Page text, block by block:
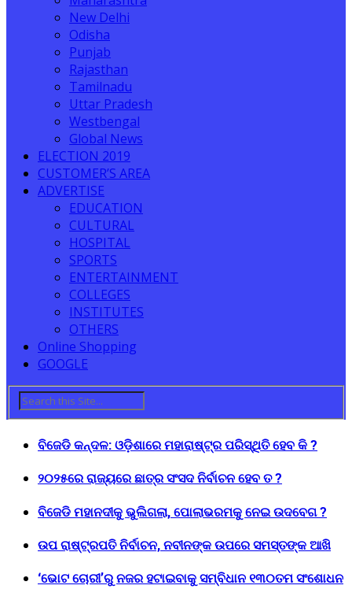
New Delhi
Odisha
Punjab
Rajasthan
Tamilnadu
Uttar Pradesh
Westbengal
Global News
ELECTION 2019
CUSTOMER’S AREA
ADVERTISE
EDUCATION
CULTURAL
HOSPITAL
SPORTS
ENTERTAINMENT
COLLEGES
INSTITUTES
OTHERS
Online Shopping
GOOGLE
ବିଜେଡି କନ୍ଦଳ: ଓଡ଼ିଶାରେ ମହାରାଷ୍ଟ୍ର ପରିସ୍ଥିତି ହେବ କି ?
୨୦୨୫ରେ ରାଜ୍ୟରେ ଛାତ୍ର ସଂସଦ ନିର୍ବାଚନ ହେବ ତ ?
ବିଜେଡି ମହାନଦୀକୁ ଭୁଲିଗଲା, ପୋଲାଭରମକୁ ନେଇ ଉଦବେଗ ?
ଉପ ରାଷ୍ଟ୍ରପତି ନିର୍ବାଚନ, ନବୀନଙ୍କ ଉପରେ ସମସ୍ତଙ୍କ ଆଖି
‘ଭୋଟ ଚୋରୀ’ରୁ ନଜର ହଟାଇବାକୁ ସମ୍ବିଧାନ ୧୩୦ତମ ସଂଶୋଧନ